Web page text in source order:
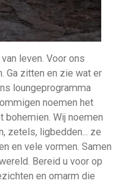
leven. Voor ons
Ga zitten en zie wat er
loungeprogramma
noemen het
bohemien. Wij noemen
zetels, ligbedden... ze
en vele vormen. Samen
Bereid u voor op
en omarm die